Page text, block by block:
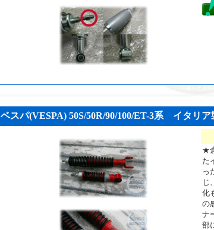
ベスパ(VESPA) 50S/50R/90/100/ET-3系 イタリ
★
た
っ
じ
化
の
ナ
部